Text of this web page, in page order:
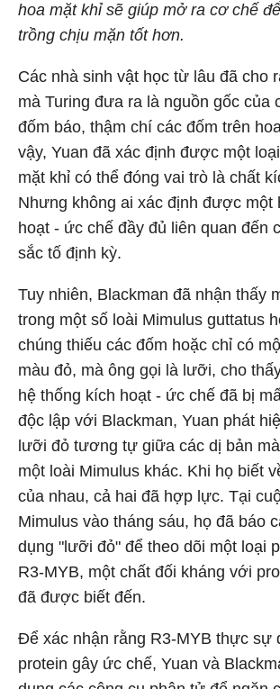
hoa mặt khỉ sẽ giúp mở ra cơ chế
trồng chịu mặn tốt hơn.
Các nhà sinh vật học từ lâu đã cho
mà Turing đưa ra là nguồn gốc của
đốm báo, thậm chí các đốm trên
vậy, Yuan đã xác định được một
mặt khỉ có thể đóng vai trò là chất
Nhưng không ai xác định được một
hoạt - ức chế đầy đủ liên quan đến
sắc tố định kỳ.
Tuy nhiên, Blackman đã nhận thấy
trong một số loài Mimulus guttatus
chúng thiếu các đốm hoặc chỉ có
màu đỏ, mà ông gọi là lưỡi, cho
hệ thống kích hoạt - ức chế đã bị
độc lập với Blackman, Yuan phát
lưỡi đỏ tương tự giữa các dị bản
một loài Mimulus khác. Khi họ biết
của nhau, cả hai đã hợp lực. Tại
Mimulus vào tháng sáu, họ đã báo
dụng "lưỡi đỏ" để theo dõi một loại
R3-MYB, một chất đối kháng với
đã được biết đến.
Để xác nhận rằng R3-MYB thực sự
protein gây ức chế, Yuan và